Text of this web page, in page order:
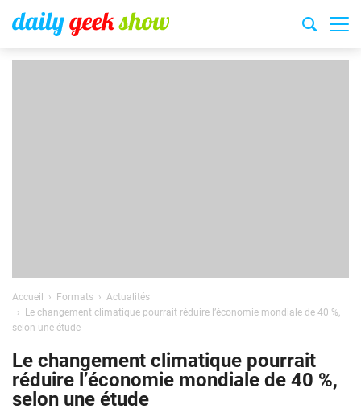
Accueil Formats
Actualités
Le changement climatique pourrait réduire l’économie mondiale de 40 %,
selon une étude
Le changement climatique pourrait
réduire l’économie mondiale de 40 %,
selon une étude